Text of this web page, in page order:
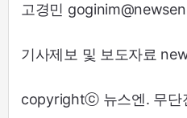
고경민
기사제보 및 보도자료
copyrightⓒ 뉴스엔. 무단